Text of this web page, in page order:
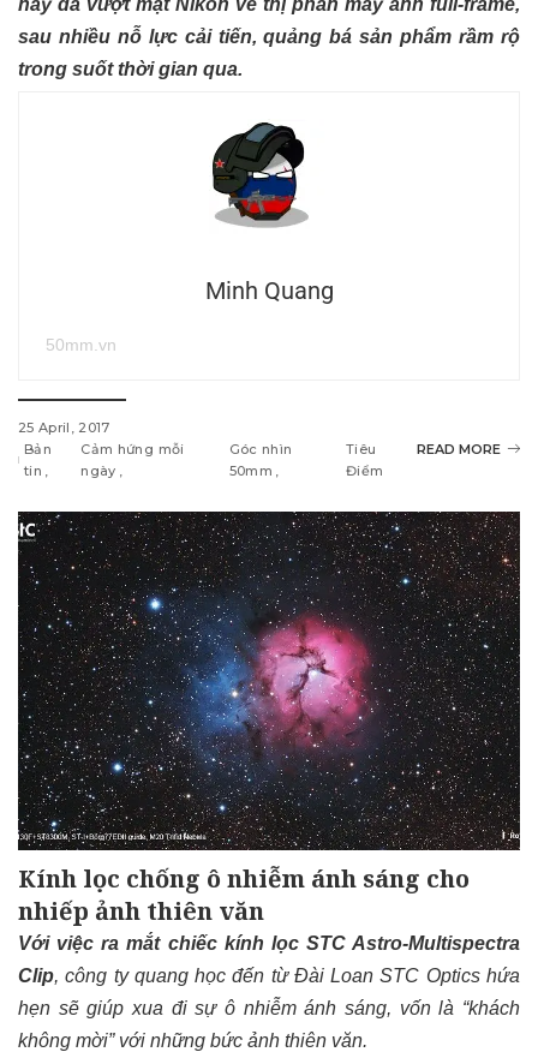
sau nhiều nỗ lực cải tiến, quảng bá sản phẩm rầm rộ
trong suốt thời gian qua.
Minh Quang
50mm.vn
25 April, 2017
Bản
tin
Cảm hứng mỗi
ngày
Góc nhìn
50mm
Tiêu
Điểm
READ MORE
Kính lọc chống ô nhiễm ánh sáng cho
nhiếp ảnh thiên văn
Với việc ra mắt chiếc kính lọc STC Astro-Multispectra
Clip, công ty quang học đến từ Đài Loan STC Optics hứa
hẹn sẽ giúp xua đi sự ô nhiễm ánh sáng, vốn là “khách
không mời” với những bức ảnh thiên văn.